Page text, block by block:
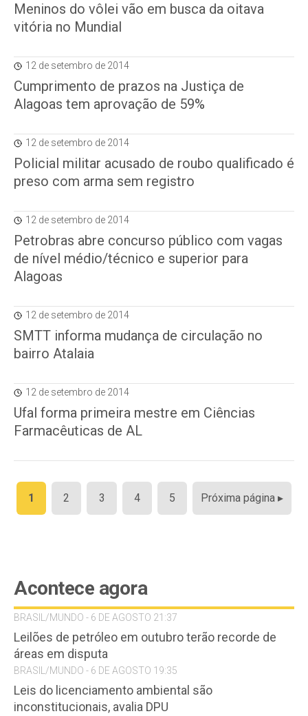
Meninos do vôlei vão em busca da oitava
vitória no Mundial
12 de setembro de 2014
Cumprimento de prazos na Justiça de
Alagoas tem aprovação de 59%
12 de setembro de 2014
Policial militar acusado de roubo qualificado é
preso com arma sem registro
12 de setembro de 2014
Petrobras abre concurso público com vagas
de nível médio/técnico e superior para
Alagoas
12 de setembro de 2014
SMTT informa mudança de circulação no
bairro Atalaia
12 de setembro de 2014
Ufal forma primeira mestre em Ciências
Farmacêuticas de AL
Paginação
de
1 2 3 4 5 Próxima página ▸
Acontece agora
BRASIL/MUNDO - 6 DE AGOSTO 21:37
Leilões de petróleo em outubro terão recorde de
áreas em disputa
BRASIL/MUNDO - 6 DE AGOSTO 19:35
Leis do licenciamento ambiental são
inconstitucionais, avalia DPU